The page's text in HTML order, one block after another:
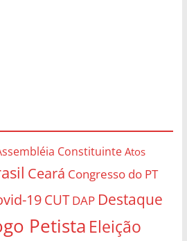
Constituinte Atos
Ceará Congresso do PT
19CUT DAP Destaque
Petista Eleição